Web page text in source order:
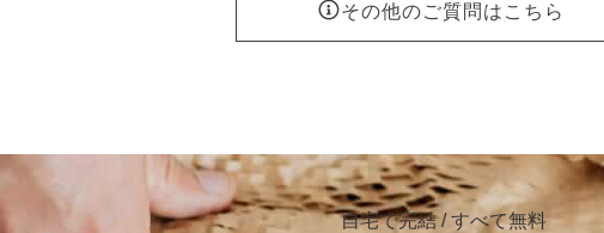
その他のご質問はこちら
自宅で完結 / すべて無料